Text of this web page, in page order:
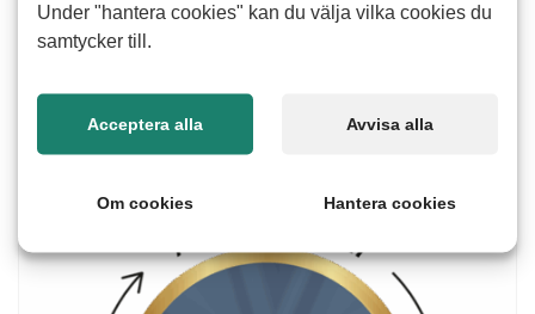
Fortsätt
Under "hantera cookies" kan du välja vilka cookies du
samtycker till.
Acceptera alla Avvisa alla
Om cookies Hantera cookies